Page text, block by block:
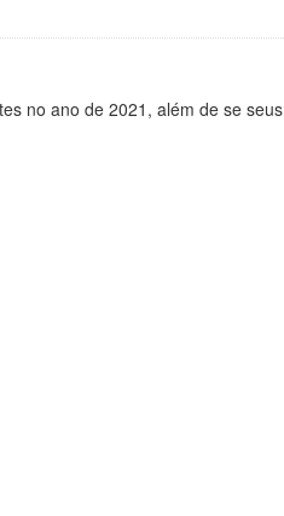
no ano de 2021, além de se seus